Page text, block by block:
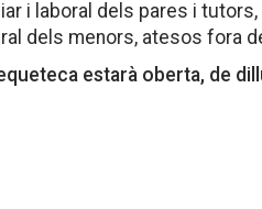
i laboral dels pares i
dels menors, atesos fora
estarà oberta, de